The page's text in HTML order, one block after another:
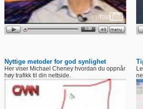
Nyttige metoder for god synlighet
Her viser Michael Cheney hvordan du oppnår
høy trafikk til din nettside.